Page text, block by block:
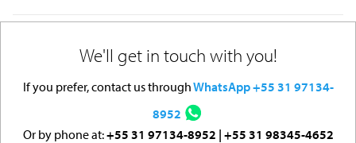
We'll get in touch with you!
If you prefer, contact us throughWhatsApp +55 31 97134-
8952
Or by phone at:+55 31 97134-8952 | +55 31 98345-4652